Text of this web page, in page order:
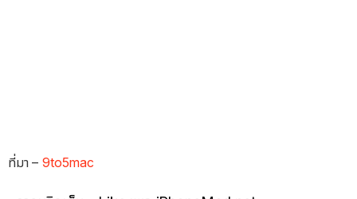
ที่มา –9to5mac